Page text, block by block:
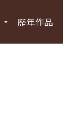
歷年作品